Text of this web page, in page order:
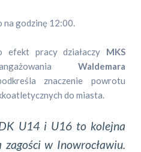
na godzinę 12:00.
efekt pracy działaczy MKS
Waldemara
znaczenie powrotu
do miasta.
U14 i U16 to kolejna
w Inowrocławiu.